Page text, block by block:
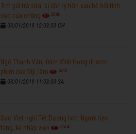
'Em gái trà sữa' bị đồn ly hôn sau bê bối tình
dục của chồng
6580
03/01/2019 12:03:33 CH
Ngô Thanh Vân, Đàm Vĩnh Hưng đi xem
phim của Mỹ Tâm
6261
03/01/2019 11:03:00 SA
Sao Việt nghỉ Tết Dương lịch: Người tiệc
tùng, kẻ nhập viện
7674